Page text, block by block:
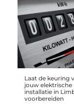
Laat de keuring
jouw elektrische
installatie in
voorbereiden